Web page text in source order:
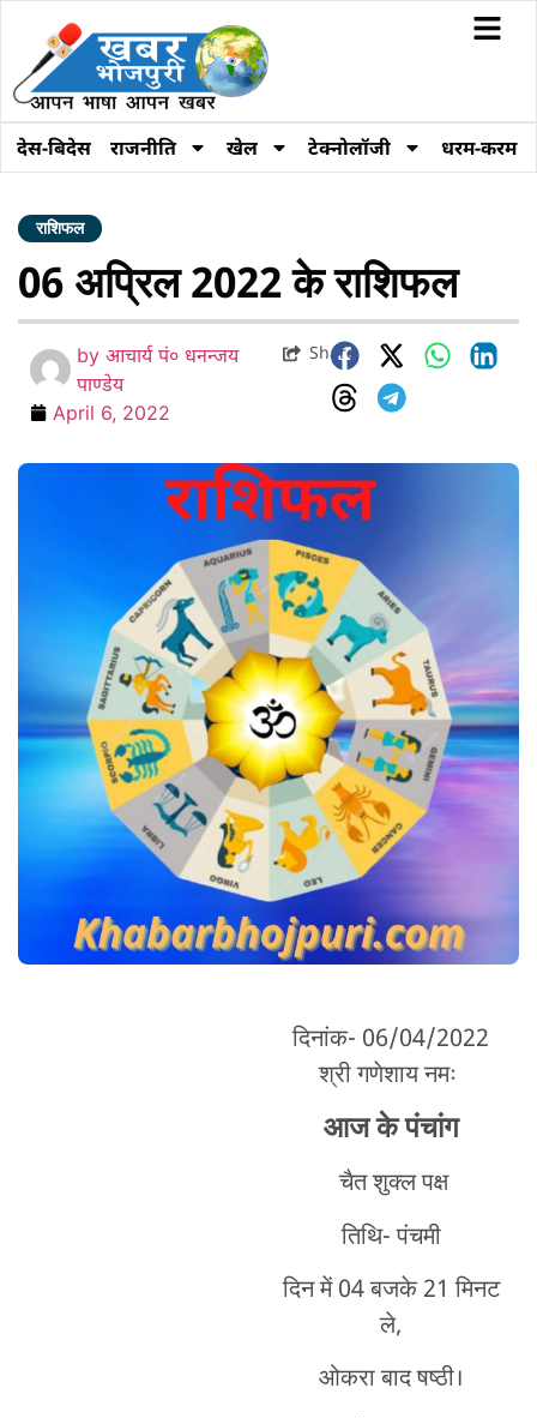
देस-बिदेस राजनीति खेल टेक्नोलॉजी धरम-करम
राशिफल
06 अप्रिल 2022 के राशिफल
by आचार्य पं० धनन्जय
पाण्डेय
April 6, 2022
Share
दिनांक- 06/04/2022
श्री गणेशाय नमः
आज के पंचांग
चैत शुक्ल पक्ष
तिथि- पंचमी
दिन में 04 बजके 21 मिनट
ले,
ओकरा बाद षष्ठी।